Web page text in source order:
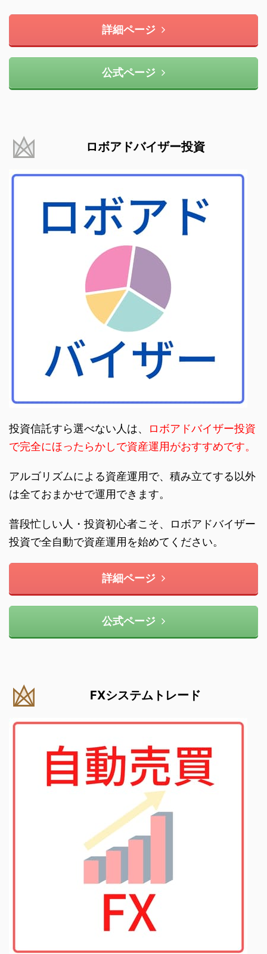
詳細ページ
公式ページ
ロボアドバイザー投資
投資信託すら選べない人は、
ロボアドバイザー投資
で完全にほったらかしで資産運用がおすすめです。
アルゴリズムによる資産運用で、積み立てする以外
は全ておまかせで運用できます。
普段忙しい人・投資初心者こそ、ロボアドバイザー
投資で全自動で資産運用を始めてください。
詳細ページ
公式ページ
FXシステムトレード